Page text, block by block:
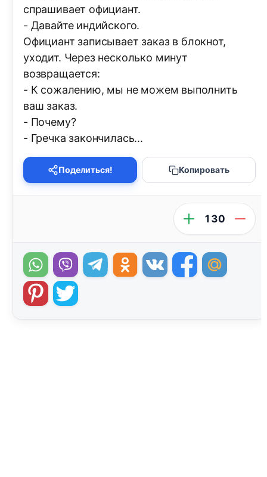
спрашивает официант.
- Давайте индийского.
Официант записывает заказ в блокнот,
уходит. Через несколько минут
возвращается:
- К сожалению, мы не можем выполнить
ваш заказ.
- Почему?
- Гречка закончилась...
Поделиться! Копировать
130